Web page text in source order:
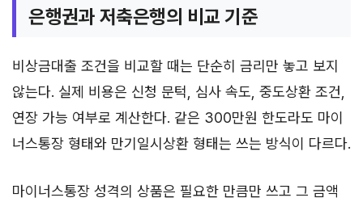
은행권과 저축은행의 비교 기준
비상금대출 조건을 비교할 때는 단순히 금리만 놓고 보지
않는다. 실제 비용은 신청 문턱, 심사 속도, 중도상환 조건,
연장 가능 여부로 계산한다. 같은 300만원 한도라도 마이
너스통장 형태와 만기일시상환 형태는 쓰는 방식이 다르다.
마이너스통장 성격의 상품은 필요한 만큼만 쓰고 그 금액